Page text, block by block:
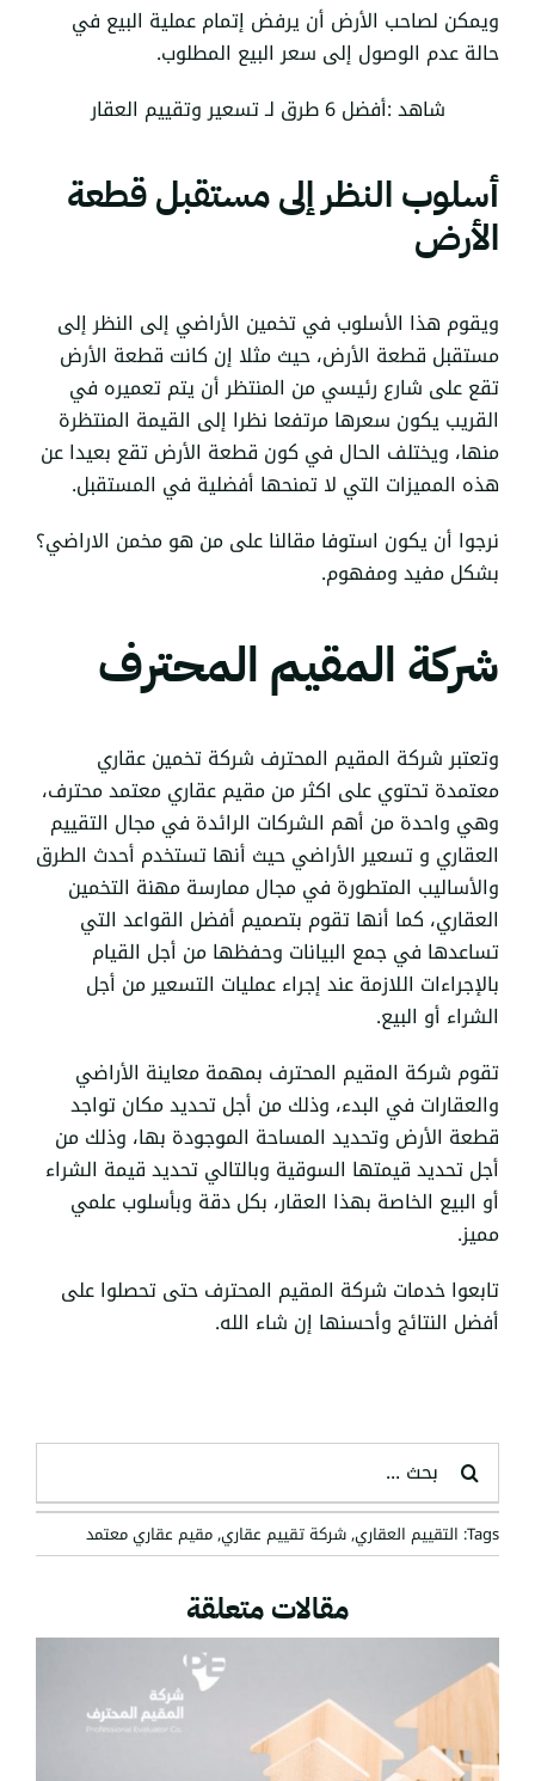
ويمكن لصاحب الأرض أن يرفض إتمام عملية البيع في
حالة عدم الوصول إلى سعر البيع المطلوب.
شاهد :أفضل 6 طرق لـ تسعير وتقييم العقار
أسلوب النظر إلى مستقبل قطعة
الأرض
ويقوم هذا الأسلوب في تخمين الأراضي إلى النظر إلى
مستقبل قطعة الأرض، حيث مثلا إن كانت قطعة الأرض
تقع على شارع رئيسي من المنتظر أن يتم تعميره في
القريب يكون سعرها مرتفعا نظرا إلى القيمة المنتظرة
منها، ويختلف الحال في كون قطعة الأرض تقع بعيدا عن
هذه المميزات التي لا تمنحها أفضلية في المستقبل.
نرجوا أن يكون استوفا مقالنا على من هو مخمن الاراضي؟
بشكل مفيد ومفهوم.
شركة المقيم المحترف
وتعتبر شركة المقيم المحترف شركة تخمين عقاري
معتمدة تحتوي على اكثر منمقيم عقاري معتمد محترف،
وهي واحدة من أهم الشركات الرائدة في مجال التقييم
العقاري و تسعير الأراضي حيث أنها تستخدم أحدث الطرق
والأساليب المتطورة في مجال ممارسة مهنة التخمين
العقاري، كما أنها تقوم بتصميم أفضل القواعد التي
تساعدها في جمع البيانات وحفظها من أجل القيام
بالإجراءات اللازمة عند إجراء عمليات التسعير من أجل
الشراء أو البيع.
تقوم شركة المقيم المحترف بمهمة معاينة الأراضي
والعقارات في البدء، وذلك من أجل تحديد مكان تواجد
قطعة الأرض وتحديد المساحة الموجودة بها، وذلك من
أجل تحديد قيمتها السوقية وبالتالي تحديد قيمة الشراء
أو البيع الخاصة بهذا العقار، بكل دقة وبأسلوب علمي
مميز.
تابعواخدمات شركة المقيم المحترفحتى تحصلوا على
أفضل النتائج وأحسنها إن شاء الله.
البحث
عن:
Tags: التقييم العقاري,شركة تقييم عقاري,مقيم عقاري معتمد
مقالات متعلقة